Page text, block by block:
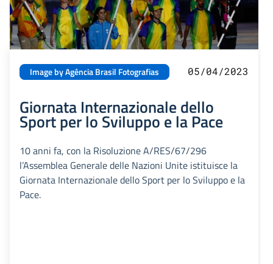
Image by Agência Brasil Fotografias 05/04/2023
Giornata Internazionale dello
Sport per lo Sviluppo e la Pace
10 anni fa, con la Risoluzione A/RES/67/296
l’Assemblea Generale delle Nazioni Unite istituisce la
Giornata Internazionale dello Sport per lo Sviluppo e la
Pace.